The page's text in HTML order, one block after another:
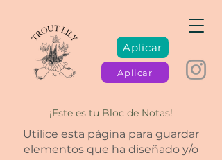
Aplicar
Aplicar
¡Este es tu Bloc de Notas!
Utilice esta página para guardar
elementos que ha diseñado y/o